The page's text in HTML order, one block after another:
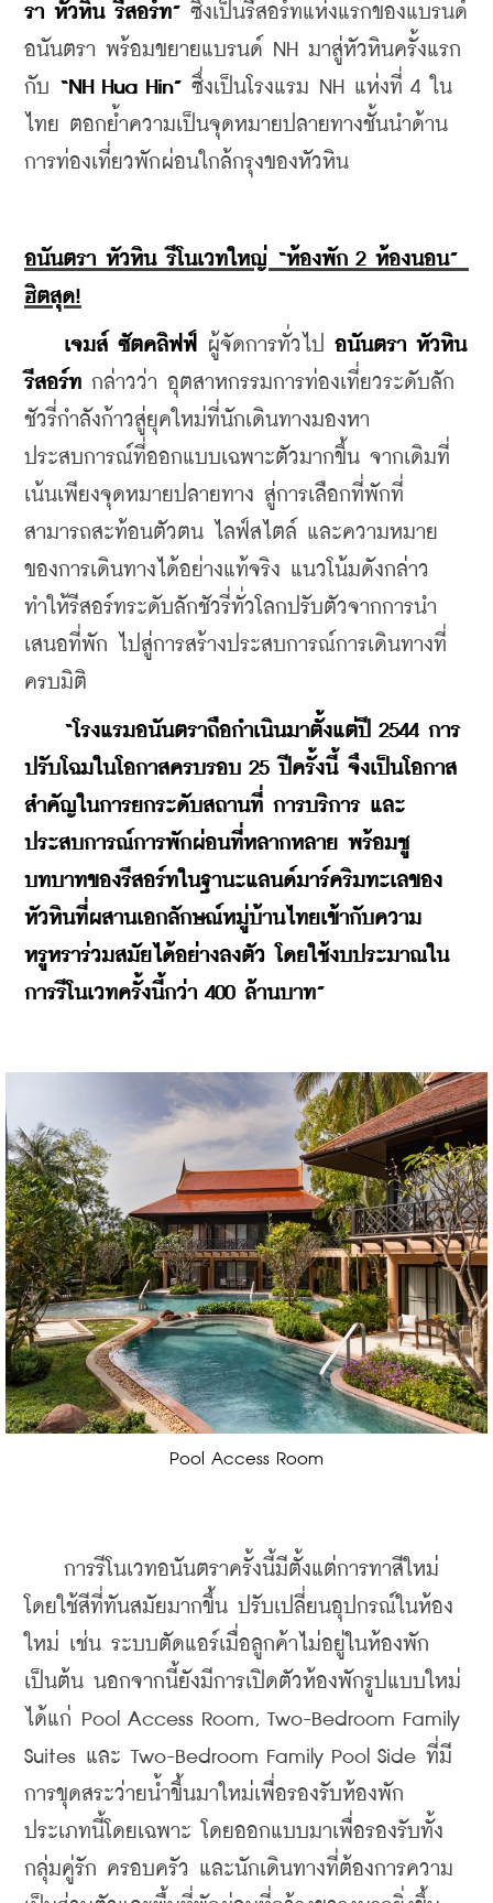
รา หัวหิน รีสอร์ท” ซึ่งเป็นรีสอร์ทแห่งแรกของแบรนด์
อนันตรา พร้อมขยายแบรนด์ NH มาสู่หัวหินครั้งแรก
กับ “NH Hua Hin” ซึ่งเป็นโรงแรม NH แห่งที่ 4 ใน
ไทย ตอกย้ำความเป็นจุดหมายปลายทางชั้นนำด้าน
การท่องเที่ยวพักผ่อนใกล้กรุงของหัวหิน
อนันตรา หัวหิน รีโนเวทใหญ่ “ห้องพัก 2 ห้องนอน”
ฮิตสุด!
เจมส์ ซัตคลิฟฟ์ ผู้จัดการทั่วไป อนันตรา หัวหิน
รีสอร์ท กล่าวว่า อุตสาหกรรมการท่องเที่ยวระดับลัก
ชัวรี่กำลังก้าวสู่ยุคใหม่ที่นักเดินทางมองหา
ประสบการณ์ที่ออกแบบเฉพาะตัวมากขึ้น จากเดิมที่
เน้นเพียงจุดหมายปลายทาง สู่การเลือกที่พักที่
สามารถสะท้อนตัวตน ไลฟ์สไตล์ และความหมาย
ของการเดินทางได้อย่างแท้จริง แนวโน้มดังกล่าว
ทำให้รีสอร์ทระดับลักชัวรี่ทั่วโลกปรับตัวจากการนำ
เสนอที่พัก ไปสู่การสร้างประสบการณ์การเดินทางที่
ครบมิติ
“โรงแรมอนันตราถือกำเนินมาตั้งแต่ปี 2544 การ
ปรับโฉมในโอกาสครบรอบ 25 ปีครั้งนี้ จึงเป็นโอกาส
สำคัญในการยกระดับสถานที่ การบริการ และ
ประสบการณ์การพักผ่อนที่หลากหลาย พร้อมชู
บทบาทของรีสอร์ทในฐานะแลนด์มาร์คริมทะเลของ
หัวหินที่ผสานเอกลักษณ์หมู่บ้านไทยเข้ากับความ
หรูหราร่วมสมัยได้อย่างลงตัว โดยใช้งบประมาณใน
การรีโนเวทครั้งนี้กว่า 400 ล้านบาท”
Pool Access Room
การรีโนเวทอนันตราครั้งนี้มีตั้งแต่การทาสีใหม่
โดยใช้สีที่ทันสมัยมากขึ้น ปรับเปลี่ยนอุปกรณ์ในห้อง
ใหม่ เช่น ระบบตัดแอร์เมื่อลูกค้าไม่อยู่ในห้องพัก
เป็นต้น นอกจากนี้ยังมีการเปิดตัวห้องพักรูปแบบใหม่
ได้แก่ Pool Access Room, Two-Bedroom Family
Suites และ Two-Bedroom Family Pool Side ที่มี
การขุดสระว่ายน้ำขึ้นมาใหม่เพื่อรองรับห้องพัก
ประเภทนี้โดยเฉพาะ โดยออกแบบมาเพื่อรองรับทั้ง
กลุ่มคู่รัก ครอบครัว และนักเดินทางที่ต้องการความ